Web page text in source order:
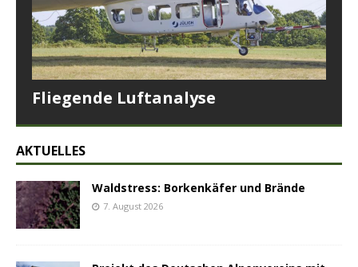
Fliegende Luftanalyse
AKTUELLES
Waldstress: Borkenkäfer und Brände
7. August 2026